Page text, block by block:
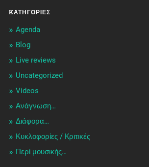
KΑΤΗΓΟΡΊΕΣ
Agenda
Blog
Live reviews
Uncategorized
Videos
Ανάγνωση…
Διάφορα…
Κυκλοφορίες / Kριτικές
Περί μουσικής…